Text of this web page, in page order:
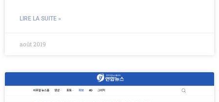
LIRE LA SUITE »
août 2019